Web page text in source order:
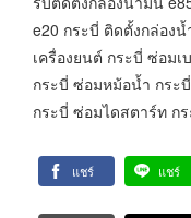
e20 กระบี่ ติดตั้งกล่อง
เครื่องยนต์ กระบี่ ซ่อม
กระบี่ ซ่อมหม้อน้ำ กระ
กระบี่ ซ่อมไดสตาร์ท ก
แชร์ แชร์